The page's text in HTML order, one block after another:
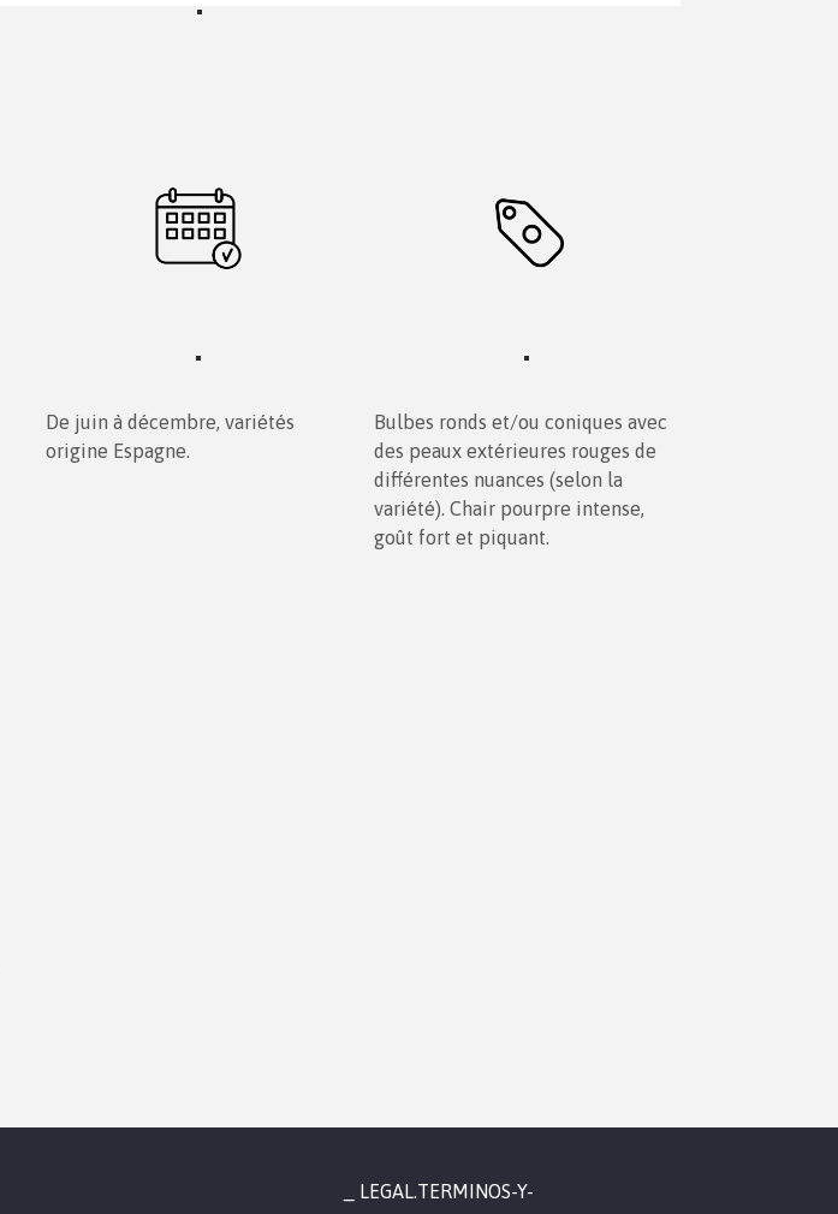
De juin à décembre, variétés
origine Espagne.
Bulbes ronds et/ou coniques avec
des peaux extérieures rouges de
différentes nuances (selon la
variété). Chair pourpre intense,
goût fort et piquant.
LEGAL.TERMINOS-Y-